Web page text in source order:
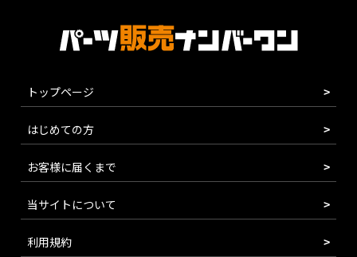
トップページ
はじめての方
お客様に届くまで
当サイトについて
利用規約